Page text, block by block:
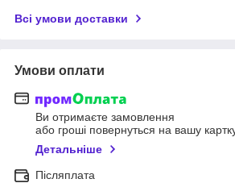
Всі умови доставки
Умови оплати
Ви отримаєте замовлення
або гроші повернуться на вашу
Детальніше
Післяплата